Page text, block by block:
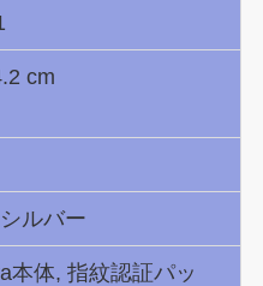
cm
ルバー
本体, 指紋認証パッ